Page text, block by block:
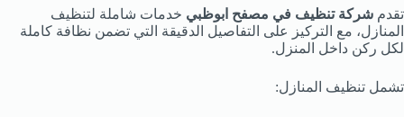
تقدم شركة تنظيف في مصفح ابوظبي خدمات شاملة لتنظيف
المنازل، مع التركيز على التفاصيل الدقيقة التي تضمن نظافة كاملة
لكل ركن داخل المنزل.
تشمل تنظيف المنازل: